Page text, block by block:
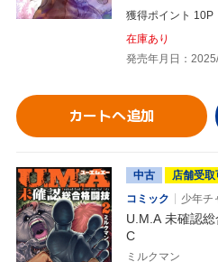
獲得ポイント 10P
在庫あり
発売年月日：
カートへ追加
中古
店舗受取
コミック
少年チ
U.M.A 未確認
C
ミルクマン